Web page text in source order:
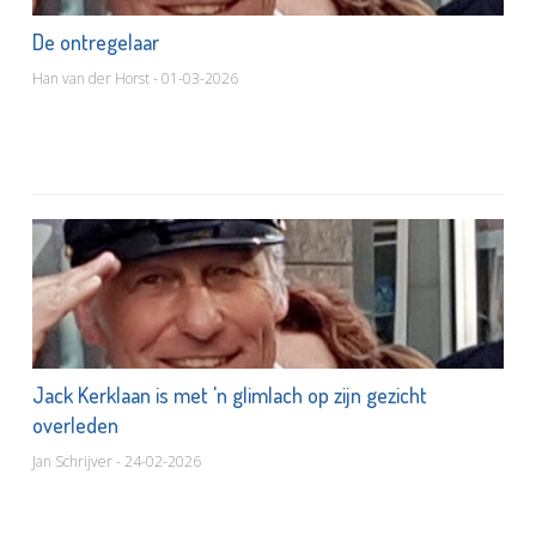
De ontregelaar
Han van der Horst - 01-03-2026
Jack Kerklaan is met 'n glimlach op zijn gezicht
overleden
Jan Schrijver - 24-02-2026